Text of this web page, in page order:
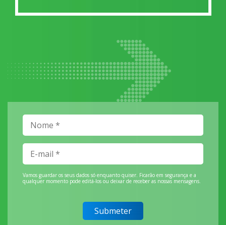
Vamos guardar os seus dados só enquanto quiser. Ficarão em segurança e a
qualquer momento pode editá-los ou deixar de receber as nossas mensagens.